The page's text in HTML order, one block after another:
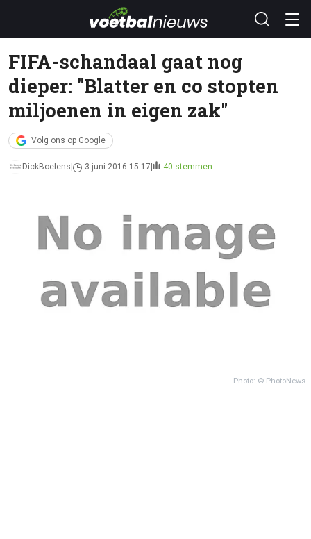
FIFA-schandaal gaat nog
dieper: "Blatter en co stopten
miljoenen in eigen zak"
Volg ons op Google
DickBoelens 3 juni 2016 15:17 40 stemmen
Photo: © PhotoNews